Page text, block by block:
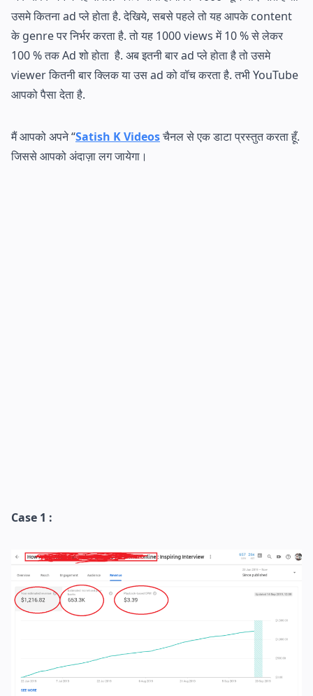
उसमे कितना ad प्ले होता है. देखिये, सबसे पहले तो यह आपके content
के genre पर निर्भर करता है. तो यह 1000 views में 10 % से लेकर
100 % तक Ad शो होता है. अब इतनी बार ad प्ले होता है तो उसमे
viewer कितनी बार क्लिक या उस ad को वॉच करता है. तभी YouTube
आपको पैसा देता है.
मैं आपको अपने “Satish K Videosचैनल से एक डाटा प्रस्तुत करता हूँ.
जिससे आपको अंदाज़ा लग जायेगा।
Case 1 :